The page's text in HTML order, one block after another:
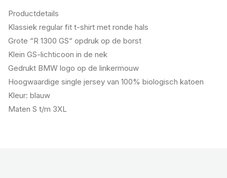
Productdetails
Klassiek regular fit t-shirt met ronde hals
Grote “R 1300 GS“ opdruk op de borst
Klein GS-lichticoon in de nek
Gedrukt BMW logo op de linkermouw
Hoogwaardige single jersey van 100% biologisch katoen
Kleur: blauw
Maten S t/m 3XL